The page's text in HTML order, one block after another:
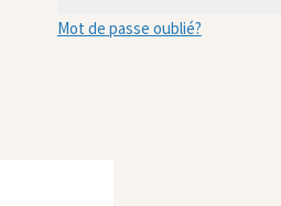
Mot de passe oublié?